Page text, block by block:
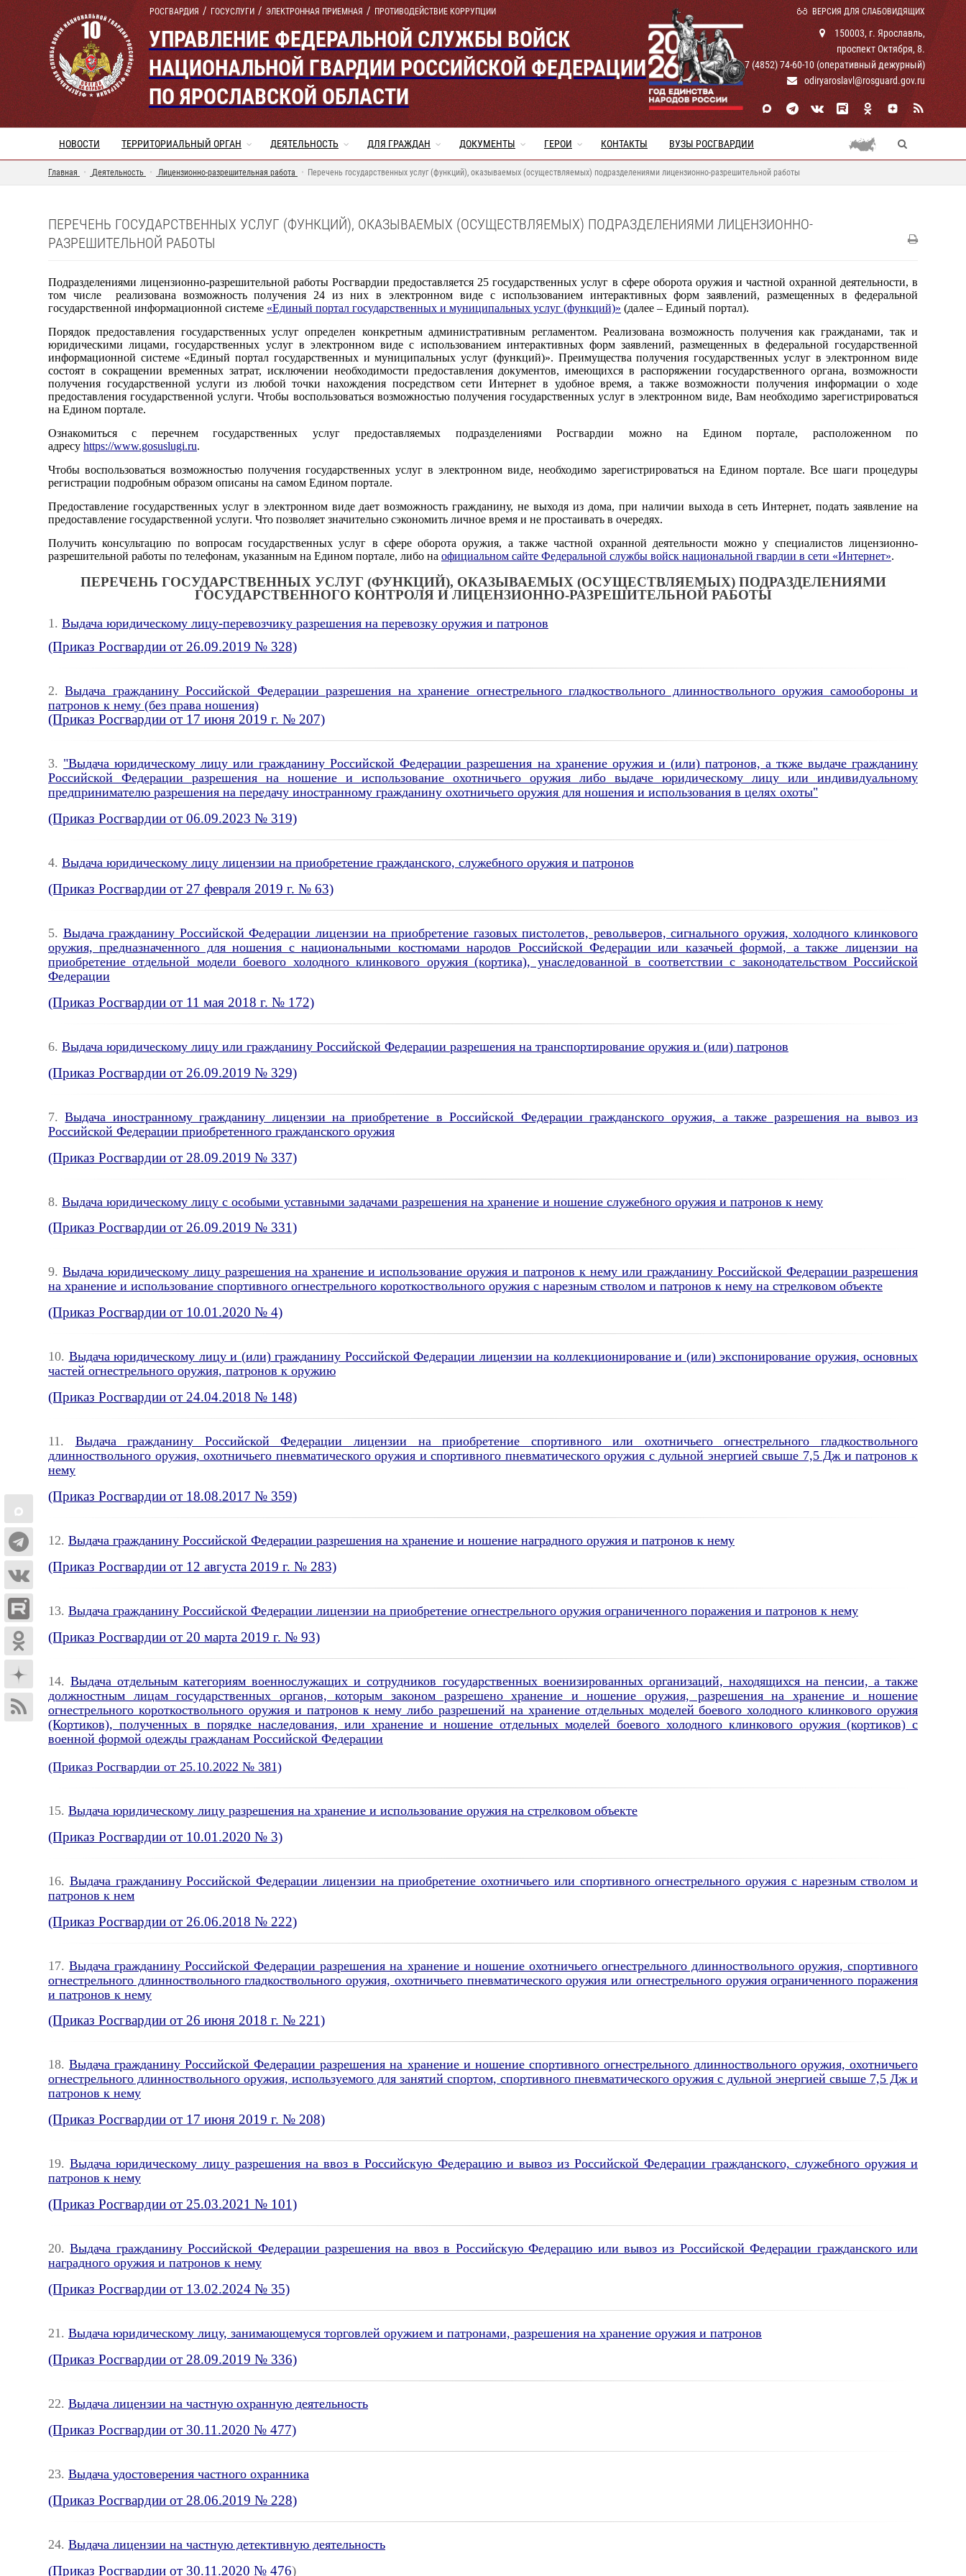
РОСГВАРДИЯ ГОСУСЛУГИ ЭЛЕКТРОННАЯ ПРИЕМНАЯ ПРОТИВОДЕЙСТВИЕ КОРРУПЦИИ ВЕРСИЯ ДЛЯ СЛАБОВИДЯЩИХ
УПРАВЛЕНИЕ ФЕДЕРАЛЬНОЙ СЛУЖБЫ ВОЙСК
НАЦИОНАЛЬНОЙ ГВАРДИИ РОССИЙСКОЙ ФЕДЕРАЦИИ
ПО ЯРОСЛАВСКОЙ ОБЛАСТИ
150003, г. Ярославль,
проспект Октября, 8.
+ 7 (4852) 74-60-10 (оперативный дежурный)
odiryaroslavl@rosguard.gov.ru
НОВОСТИ ТЕРРИТОРИАЛЬНЫЙ ОРГАН ДЕЯТЕЛЬНОСТЬ ДЛЯ ГРАЖДАН ДОКУМЕНТЫ ГЕРОИ КОНТАКТЫ ВУЗЫ РОСГВАРДИИ
Главная Деятельность Лицензионно-разрешительная работа Перечень государственных услуг (функций), оказываемых (осуществляемых) подразделениями лицензионно-разрешительной работы
ПЕРЕЧЕНЬ ГОСУДАРСТВЕННЫХ УСЛУГ (ФУНКЦИЙ), ОКАЗЫВАЕМЫХ (ОСУЩЕСТВЛЯЕМЫХ) ПОДРАЗДЕЛЕНИЯМИ ЛИЦЕНЗИОННО-
РАЗРЕШИТЕЛЬНОЙ РАБОТЫ
Подразделениями лицензионно-разрешительной работы Росгвардии предоставляется 25 государственных услуг в сфере оборота оружия и частной охранной деятельности, в
том числе реализована возможность получения 24 из них в электронном виде с использованием интерактивных форм заявлений, размещенных в федеральной
государственной информационной системе «Единый портал государственных и муниципальных услуг (функций)» (далее – Единый портал).
Порядок предоставления государственных услуг определен конкретным административным регламентом. Реализована возможность получения как гражданами, так и
юридическими лицами, государственных услуг в электронном виде с использованием интерактивных форм заявлений, размещенных в федеральной государственной
информационной системе «Единый портал государственных и муниципальных услуг (функций)». Преимущества получения государственных услуг в электронном виде
состоят в сокращении временных затрат, исключении необходимости предоставления документов, имеющихся в распоряжении государственного органа, возможности
получения государственной услуги из любой точки нахождения посредством сети Интернет в удобное время, а также возможности получения информации о ходе
предоставления государственной услуги. Чтобы воспользоваться возможностью получения государственных услуг в электронном виде, Вам необходимо зарегистрироваться
на Едином портале.
Ознакомиться с перечнем государственных услуг предоставляемых подразделениями Росгвардии можно на Едином портале, расположенном по
адресу https://www.gosuslugi.ru.
Чтобы воспользоваться возможностью получения государственных услуг в электронном виде, необходимо зарегистрироваться на Едином портале. Все шаги процедуры
регистрации подробным образом описаны на самом Едином портале.
Предоставление государственных услуг в электронном виде дает возможность гражданину, не выходя из дома, при наличии выхода в сеть Интернет, подать заявление на
предоставление государственной услуги. Что позволяет значительно сэкономить личное время и не простаивать в очередях.
Получить консультацию по вопросам государственных услуг в сфере оборота оружия, а также частной охранной деятельности можно у специалистов лицензионно-
разрешительной работы по телефонам, указанным на Едином портале, либо на официальном сайте Федеральной службы войск национальной гвардии в сети «Интернет».
ПЕРЕЧЕНЬ ГОСУДАРСТВЕННЫХ УСЛУГ (ФУНКЦИЙ), ОКАЗЫВАЕМЫХ (ОСУЩЕСТВЛЯЕМЫХ) ПОДРАЗДЕЛЕНИЯМИ
ГОСУДАРСТВЕННОГО КОНТРОЛЯ И ЛИЦЕНЗИОННО-РАЗРЕШИТЕЛЬНОЙ РАБОТЫ
1. Выдача юридическому лицу-перевозчику разрешения на перевозку оружия и патронов
(Приказ Росгвардии от 26.09.2019 № 328)
2.Выдача гражданину Российской Федерации разрешения на хранение огнестрельного гладкоствольного длинноствольного оружия самообороныи
патронов к нему (без права ношения)
(Приказ Росгвардии от 17 июня 2019 г. № 207)
3. "Выдача юридическому лицу или гражданину Российской Федерации разрешения на хранение оружия и (или) патронов, а ткже выдаче гражданину
Российской Федерации разрешения на ношение и использование охотничьего оружия либо выдаче юридическому лицу или индивидуальному
предпринимателю разрешения на передачу иностранному гражданину охотничьего оружия для ношения и использования в целях охоты"
(Приказ Росгвардии от 06.09.2023 № 319)
4. Выдача юридическому лицу лицензии на приобретение гражданского, служебного оружия и патронов
(Приказ Росгвардии от 27 февраля 2019 г. № 63)
5. Выдача гражданину Российской Федерации лицензии на приобретение газовых пистолетов, револьверов, сигнального оружия, холодного клинкового
оружия, предназначенного для ношения с национальными костюмами народов Российской Федерации или казачьей формой, а также лицензии на
приобретение отдельной модели боевого холодного клинкового оружия (кортика), унаследованной в соответствии с законодательством Российской
Федерации
(Приказ Росгвардии от 11 мая 2018 г. № 172)
6. Выдача юридическому лицу или гражданину Российской Федерации разрешения на транспортирование оружия и (или) патронов
(Приказ Росгвардии от 26.09.2019 № 329)
7.Выдача иностранному гражданину лицензии на приобретение в Российской Федерации гражданского оружия, а также разрешения на вывоз из
Российской Федерации приобретенного гражданского оружия
(Приказ Росгвардии от 28.09.2019 № 337)
8. Выдача юридическому лицу с особыми уставными задачами разрешения на хранение и ношение служебного оружия и патронов к нему
(Приказ Росгвардии от 26.09.2019 № 331)
9. Выдача юридическому лицу разрешения на хранение и использование оружия и патронов к нему или гражданину Российской Федерации разрешения
на хранение и использование спортивного огнестрельного короткоствольного оружия с нарезным стволом и патронов к нему на стрелковом объекте
(Приказ Росгвардии от 10.01.2020 № 4)
10. Выдача юридическому лицу и (или) гражданину Российской Федерации лицензии на коллекционирование и (или) экспонирование оружия, основных
частей огнестрельного оружия, патронов к оружию
(Приказ Росгвардии от 24.04.2018 № 148)
11. Выдача гражданину Российской Федерации лицензии на приобретение спортивного или охотничьего огнестрельного гладкоствольного
длинноствольного оружия, охотничьего пневматического оружия и спортивного пневматического оружия с дульной энергией свыше 7,5 Дж и патронов к
нему
(Приказ Росгвардии от 18.08.2017 № 359)
12. Выдача гражданину Российской Федерации разрешения на хранение и ношение наградного оружия и патронов к нему
(Приказ Росгвардии от 12 августа 2019 г. № 283)
13. Выдача гражданину Российской Федерации лицензии на приобретение огнестрельного оружия ограниченного поражения и патронов к нему
(Приказ Росгвардии от 20 марта 2019 г. № 93)
14.Выдача отдельным категориям военнослужащих и сотрудников государственных военизированных организаций, находящихся на пенсии, а также
должностным лицам государственных органов, которым законом разрешено хранение и ношение оружия, разрешения на хранение и ношение
огнестрельного короткоствольного оружия и патронов к нему либо разрешений на хранение отдельных моделей боевого холодного клинкового оружия
(Кортиков), полученных в порядке наследования, или хранение и ношение отдельных моделей боевого холодного клинкового оружия (кортиков) с
военной формой одежды гражданам Российской Федерации
(Приказ Росгвардии от 25.10.2022 № 381)
15. Выдача юридическому лицу разрешения на хранение и использование оружия на стрелковом объекте
(Приказ Росгвардии от 10.01.2020 № 3)
16. Выдача гражданину Российской Федерации лицензии на приобретение охотничьего или спортивного огнестрельного оружия с нарезным стволом и
патронов к нем
(Приказ Росгвардии от 26.06.2018 № 222)
17.Выдача гражданину Российской Федерации разрешения на хранение и ношение охотничьего огнестрельного длинноствольного оружия, спортивного
огнестрельного длинноствольного гладкоствольного оружия, охотничьего пневматического оружия или огнестрельного оружия ограниченного поражения
и патронов к нему
(Приказ Росгвардии от 26 июня 2018 г. № 221)
18.Выдача гражданину Российской Федерации разрешения на хранение и ношение спортивного огнестрельного длинноствольного оружия, охотничьего
огнестрельного длинноствольного оружия, используемого для занятий спортом, спортивного пневматического оружия с дульной энергией свыше 7,5 Дж и
патронов к нему
(Приказ Росгвардии от 17 июня 2019 г. № 208)
19.Выдача юридическому лицу разрешения на ввоз в Российскую Федерацию и вывоз из Российской Федерации гражданского, служебного оружия и
патронов к нему
(Приказ Росгвардии от 25.03.2021 № 101)
20.Выдача гражданину Российской Федерации разрешения на ввоз в Российскую Федерацию или вывоз из Российской Федерации гражданского или
наградного оружия и патронов к нему
(Приказ Росгвардии от 13.02.2024 № 35)
21. Выдача юридическому лицу, занимающемуся торговлей оружием и патронами, разрешения на хранение оружия и патронов
(Приказ Росгвардии от 28.09.2019 № 336)
22. Выдача лицензии на частную охранную деятельность
(Приказ Росгвардии от 30.11.2020 № 477)
23. Выдача удостоверения частного охранника
(Приказ Росгвардии от 28.06.2019 № 228)
24. Выдача лицензии на частную детективную деятельность
(Приказ Росгвардии от 30.11.2020 № 476)